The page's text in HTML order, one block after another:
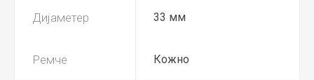
Дијаметер 33 мм
Ремче Кожно